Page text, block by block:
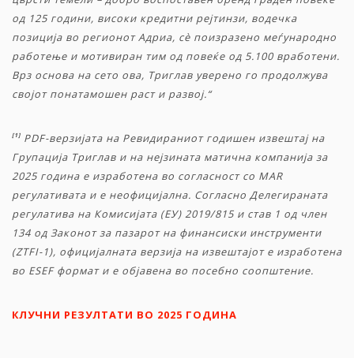
од 125 години, високи кредитни рејтинзи, водечка
позиција во регионот Адриа, сè поизразено меѓународно
работење и мотивиран тим од повеќе од 5.100 вработени.
Врз основа на сето ова, Триглав уверено го продолжува
својот понатамошен раст и развој.“
[1] PDF-верзијата на Ревидираниот годишен извештај на
Групација Триглав и на нејзината матична компанија за
2025 година е изработена во согласност со MAR
регулативата и е неофицијална. Согласно Делегираната
регулатива на Комисијата (ЕУ) 2019/815 и став 1 од член
134 од Законот за пазарот на финансиски инструменти
(ZTFI-1), официјалната верзија на извештајот е изработена
во ESEF формат и е објавена во посебно соопштение.
КЛУЧНИ РЕЗУЛТАТИ ВО 2025 ГОДИНА